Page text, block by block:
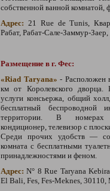
собственной ванной комнатой,
Адрес: 21 Rue de Tunis,
Рабат, Рабат-Сале-Заммур-
Размещение в г. Фес:
«Riad Taryana» - Расположен
км от Королевского дворца.
услуги консьержа, общий
бесплатный беспроводной
территории. В
кондиционер, телевизор с
Среди прочих удобств —
комната с бесплатными
принадлежностями и феном.
Адрес: N° 8 Rue Taryana
El Bali, Fes, Fes-Meknes, 30110,